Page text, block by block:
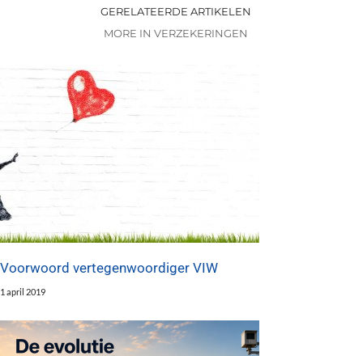
GERELATEERDE ARTIKELEN
MORE IN VERZEKERINGEN
Voorwoord vertegenwoordiger VIW
1 april 2019